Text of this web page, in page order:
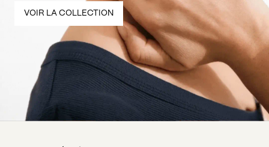
VOIR LA COLLECTION